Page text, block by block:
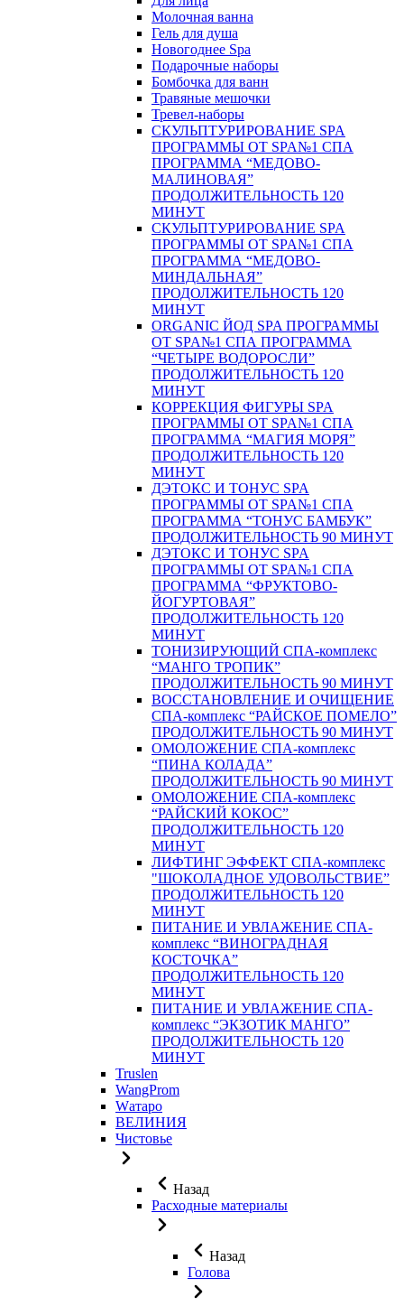
Молочная ванна
Гель для душа
Новогоднее Spa
Подарочные наборы
Бомбочка для ванн
Травяные мешочки
Тревел-наборы
СКУЛЬПТУРИРОВАНИЕ SPA
ПРОГРАММЫ ОТ SPA№1 СПА
ПРОГРАММА “МЕДОВО-
МАЛИНОВАЯ”
ПРОДОЛЖИТЕЛЬНОСТЬ 120
МИНУТ
СКУЛЬПТУРИРОВАНИЕ SPA
ПРОГРАММЫ ОТ SPA№1 СПА
ПРОГРАММА “МЕДОВО-
МИНДАЛЬНАЯ”
ПРОДОЛЖИТЕЛЬНОСТЬ 120
МИНУТ
ORGANIC ЙОД SPA ПРОГРАММЫ
ОТ SPA№1 СПА ПРОГРАММА
“ЧЕТЫРЕ ВОДОРОСЛИ”
ПРОДОЛЖИТЕЛЬНОСТЬ 120
МИНУТ
КОРРЕКЦИЯ ФИГУРЫ SPA
ПРОГРАММЫ ОТ SPA№1 СПА
ПРОГРАММА “МАГИЯ МОРЯ”
ПРОДОЛЖИТЕЛЬНОСТЬ 120
МИНУТ
ДЭТОКС И ТОНУС SPA
ПРОГРАММЫ ОТ SPA№1 СПА
ПРОГРАММА “ТОНУС БАМБУК”
ПРОДОЛЖИТЕЛЬНОСТЬ 90 МИНУТ
ДЭТОКС И ТОНУС SPA
ПРОГРАММЫ ОТ SPA№1 СПА
ПРОГРАММА “ФРУКТОВО-
ЙОГУРТОВАЯ”
ПРОДОЛЖИТЕЛЬНОСТЬ 120
МИНУТ
ТОНИЗИРУЮЩИЙ СПА-комплекс
“МАНГО ТРОПИК”
ПРОДОЛЖИТЕЛЬНОСТЬ 90 МИНУТ
ВОССТАНОВЛЕНИЕ И ОЧИЩЕНИЕ
СПА-комплекс “РАЙСКОЕ ПОМЕЛО”
ПРОДОЛЖИТЕЛЬНОСТЬ 90 МИНУТ
ОМОЛОЖЕНИЕ СПА-комплекс
“ПИНА КОЛАДА”
ПРОДОЛЖИТЕЛЬНОСТЬ 90 МИНУТ
ОМОЛОЖЕНИЕ СПА-комплекс
“РАЙСКИЙ КОКОС”
ПРОДОЛЖИТЕЛЬНОСТЬ 120
МИНУТ
ЛИФТИНГ ЭФФЕКТ СПА-комплекс
"ШОКОЛАДНОЕ УДОВОЛЬСТВИЕ”
ПРОДОЛЖИТЕЛЬНОСТЬ 120
МИНУТ
ПИТАНИЕ И УВЛАЖЕНИЕ СПА-
комплекс “ВИНОГРАДНАЯ
КОСТОЧКА”
ПРОДОЛЖИТЕЛЬНОСТЬ 120
МИНУТ
ПИТАНИЕ И УВЛАЖЕНИЕ СПА-
комплекс “ЭКЗОТИК МАНГО”
ПРОДОЛЖИТЕЛЬНОСТЬ 120
МИНУТ
Truslen
WangProm
Wатаро
ВЕЛИНИЯ
Чистовье
Назад
Расходные материалы
Назад
Голова